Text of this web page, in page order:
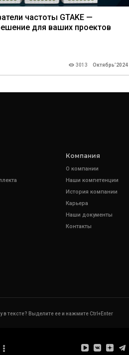
частоты GTAKE —
для ваших проектов
3013 Октябрь’2024
Компания
О компании
Наши компетенции
История компании
Карьера
Наши документы
Контакты
в тексте? Выделите ее и нажмите Ctrl+Enter